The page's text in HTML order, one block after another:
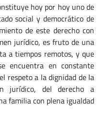
hoy por hoy uno de
social y democrático de
de este derecho con
jurídico, es fruto de una
a tiempos remotos, y que
encuentra en constante
respeto a la dignidad de la
jurídico, del derecho a
familia con plena igualdad